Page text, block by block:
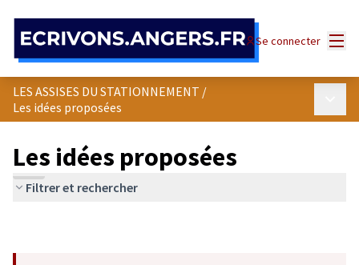
Se connecter
LES ASSISES DU STATIONNEMENT /
Les idées proposées
Les idées proposées
Filtrer et rechercher